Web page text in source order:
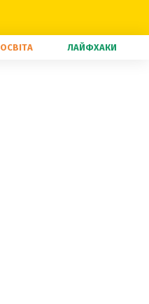
ОСВІТА ЛАЙФХАКИ